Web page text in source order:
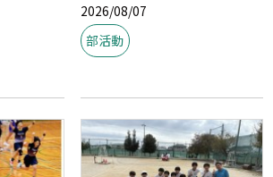
2026/08/07
部活動